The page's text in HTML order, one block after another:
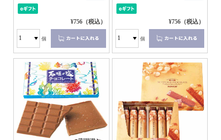
¥756（税込）
個
¥756（税込）
個